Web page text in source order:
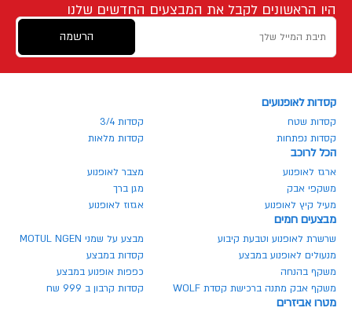
היו הראשונים לקבל את המבצעים החדשים שלנו
הרשמה
קסדות לאופנועים
קסדות שטח
קסדות 3/4
קסדות נפתחות
קסדות מלאות
הכל לרוכב
ארגז לאופנוע
מצבר לאופנוע
משקפי אבק
מגן ברך
מעיל קיץ לאופנוע
אגזוז לאופנוע
מבצעים חמים
שרשרת לאופנוע וטבעת קיבוע
מבצע על שמני MOTUL NGEN
מנעולים לאופנוע במבצע
קסדות במבצע
משקף בהנחה
כפפות אופנוע במבצע
משקף אבק מתנה ברכישת קסדת WOLF
קסדות קרבון ב 999 שח
מטרו אביזרים